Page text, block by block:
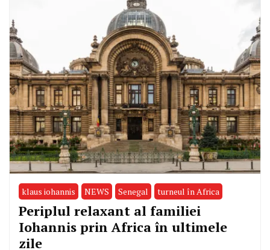
klaus iohannis NEWS Senegal turneul în Africa
Periplul relaxant al familiei
Iohannis prin Africa în ultimele
zile